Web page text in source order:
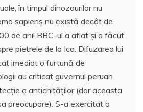
în timpul dinozaurilor nu
sapiens nu există decât de
de ani! BBC-ul a aflat şi a făcut
pietrele de la Ica. Difuzarea lui
imediat o furtună de
au criticat guvernul peruan
a antichităţilor (dar aceasta
preocupare). S-a exercitat o